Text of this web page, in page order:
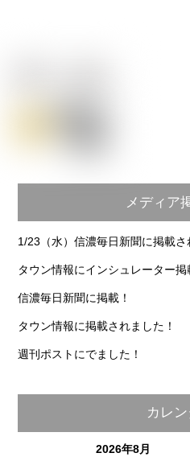
メディア
1/23（水）信濃毎日新聞に掲載さ
タウン情報にインシュレーター掲
信濃毎日新聞に掲載！
タウン情報に掲載されました！
週刊ポストにでました！
カレ
2026年8月